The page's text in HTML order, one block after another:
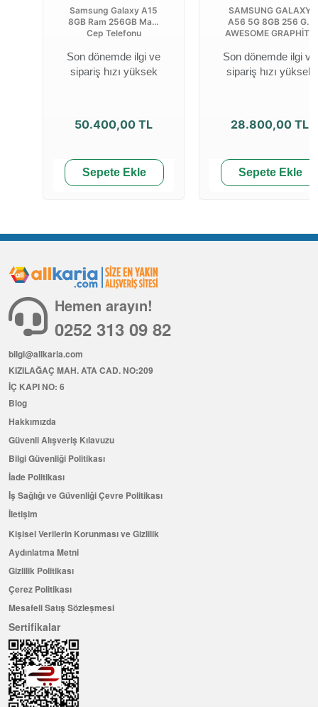
Samsung Galaxy A15
8GB Ram 256GB Mavi
Cep Telefonu
Son dönemde ilgi ve
sipariş hızı yüksek
50.400,00 TL
Sepete Ekle
SAMSUNG GALAXY
A56 5G 8GB 256 GB
AWESOME GRAPHİTE
Son dönemde ilgi ve
sipariş hızı yüksek
28.800,00 TL
Sepete Ekle
Hemen arayın!
0252 313 09 82
bilgi@allkaria.com
KIZILAĞAÇ MAH. ATA CAD. NO:209
İÇ KAPI NO: 6
Blog
Hakkımızda
Güvenli Alışveriş Kılavuzu
Bilgi Güvenliği Politikası
İade Politikası
İş Sağlığı ve Güvenliği Çevre Politikası
İletişim
Kişisel Verilerin Korunması ve Gizlilik
Aydınlatma Metni
Gizlilik Politikası
Çerez Politikası
Mesafeli Satış Sözleşmesi
Sertifikalar